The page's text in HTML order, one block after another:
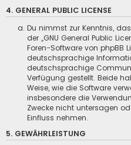
4. GENERAL PUBLIC LICENSE
Du nimmst zur Kenntnis,
der „GNU General Public
Foren-Software von phpBB
deutschsprachige
deutschsprachige
Verfügung gestellt. Beide
Weise, wie die Software
insbesondere die
Zwecke nicht untersagen
Einfluss nehmen.
5. GEWÄHRLEISTUNG